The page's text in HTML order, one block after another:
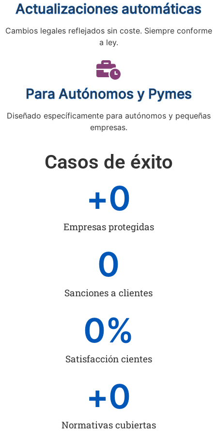
Actualizaciones automáticas
Cambios legales reflejados sin coste. Siempre conforme
a ley.
Para Autónomos y Pymes
Diseñado específicamente para autónomos y pequeñas
empresas.
Casos de éxito
Empresas protegidas
+0
Sanciones a clientes
0
Satisfacción cientes
0%
Normativas cubiertas
+0